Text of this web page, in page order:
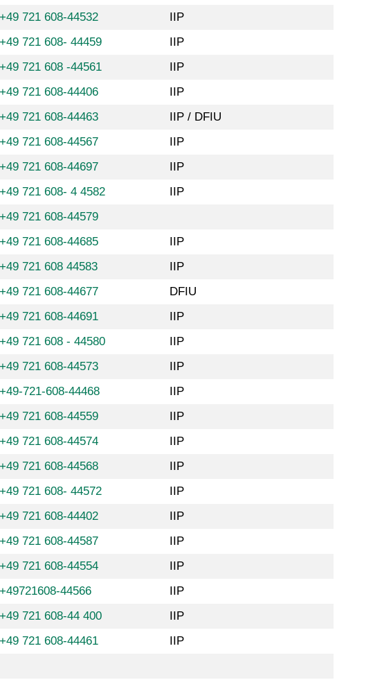
+49 721 608-44532
IIP
+49 721 608- 44459
IIP
+49 721 608 -44561
IIP
+49 721 608-44406
IIP
+49 721 608-44463
IIP / DFIU
+49 721 608-44567
IIP
+49 721 608-44697
IIP
+49 721 608- 4 4582
IIP
+49 721 608-44579
+49 721 608-44685
IIP
+49 721 608 44583
IIP
+49 721 608-44677
DFIU
+49 721 608-44691
IIP
+49 721 608 - 44580
IIP
+49 721 608-44573
IIP
+49-721-608-44468
IIP
+49 721 608-44559
IIP
+49 721 608-44574
IIP
+49 721 608-44568
IIP
+49 721 608- 44572
IIP
+49 721 608-44402
IIP
+49 721 608-44587
IIP
+49 721 608-44554
IIP
+49721608-44566
IIP
+49 721 608-44 400
IIP
+49 721 608-44461
IIP